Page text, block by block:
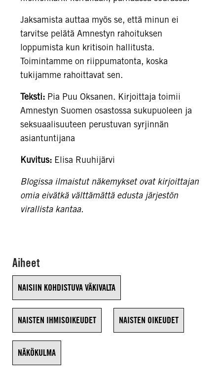
Jaksamista auttaa myös se, että minun ei
tarvitse pelätä Amnestyn rahoituksen
loppumista kun kritisoin hallitusta.
Toimintamme on riippumatonta, koska
tukijamme rahoittavat sen.
Teksti: Pia Puu Oksanen. Kirjoittaja toimii
Amnestyn Suomen osastossa sukupuoleen ja
seksuaalisuuteen perustuvan syrjinnän
asiantuntijana
Kuvitus: Elisa Ruuhijärvi
Blogissa ilmaistut näkemykset ovat kirjoittajan
omia eivätkä välttämättä edusta järjestön
virallista kantaa.
Aiheet
NAISIIN KOHDISTUVA VÄKIVALTA
NAISTEN IHMISOIKEUDET NAISTEN OIKEUDET
NÄKÖKULMA